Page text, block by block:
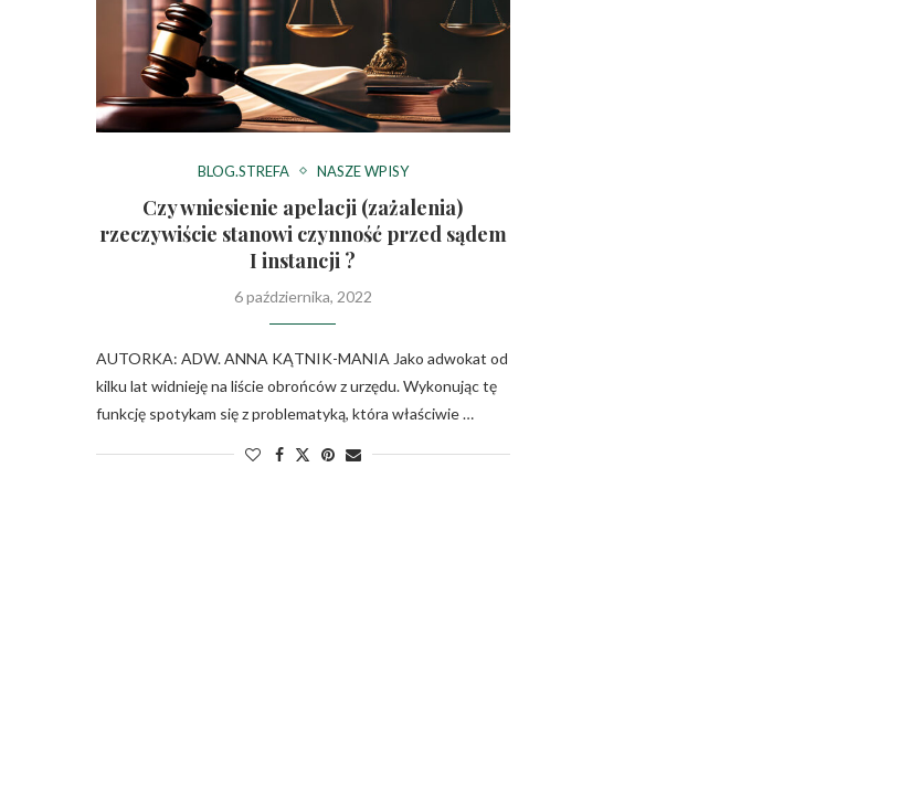
BLOG.STREFA NASZE WPISY
Czy wniesienie apelacji (zażalenia)
rzeczywiście stanowi czynność przed sądem
I instancji ?
6 października, 2022
AUTORKA: ADW. ANNA KĄTNIK-MANIA Jako adwokat od
kilku lat widnieję na liście obrońców z urzędu. Wykonując tę
funkcję spotykam się z problematyką, która właściwie …